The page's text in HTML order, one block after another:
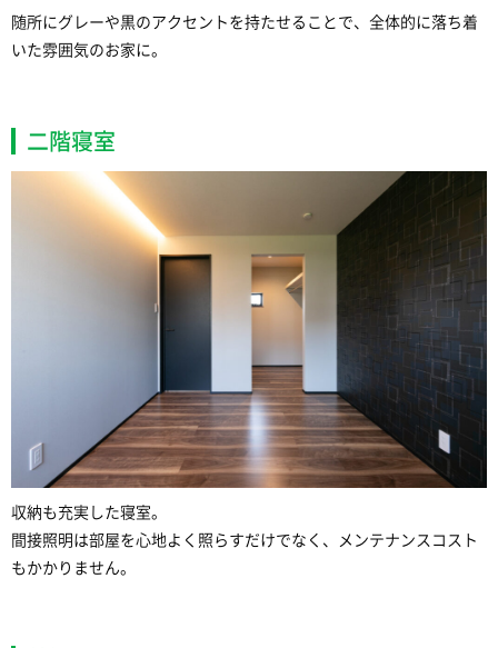
随所にグレーや黒のアクセントを持たせることで、全体的に落ち着
いた雰囲気のお家に。
二階寝室
収納も充実した寝室。
間接照明は部屋を心地よく照らすだけでなく、メンテナンスコスト
もかかりません。